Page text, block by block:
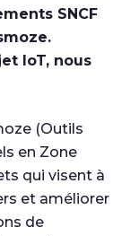
SNCF
IoT, nous
(Outils
en Zone
qui visent à
et améliorer
de